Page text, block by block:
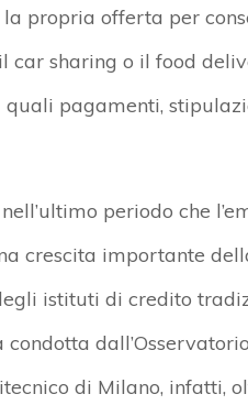
propria offerta per
car sharing o il food
pagamenti,
periodo che
crescita importante
istituti di credito
di Milano, infatti,